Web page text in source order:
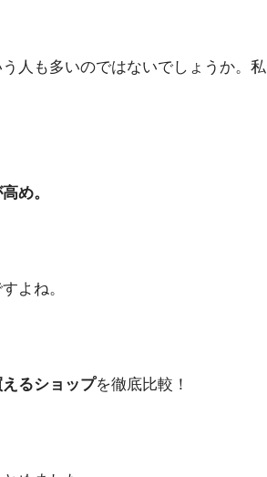
人も多いのではないでしょうか。私
め。
よね。
るショップを徹底比較！